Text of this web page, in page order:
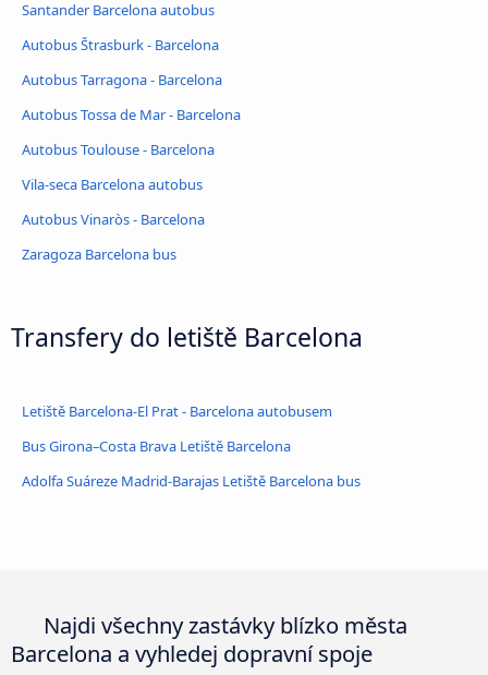
Santander Barcelona autobus
Autobus Štrasburk - Barcelona
Autobus Tarragona - Barcelona
Autobus Tossa de Mar - Barcelona
Autobus Toulouse - Barcelona
Vila-seca Barcelona autobus
Autobus Vinaròs - Barcelona
Zaragoza Barcelona bus
Transfery do letiště Barcelona
Letiště Barcelona-El Prat - Barcelona autobusem
Bus Girona–Costa Brava Letiště Barcelona
Adolfa Suáreze Madrid-Barajas Letiště Barcelona bus
Najdi všechny zastávky blízko města
Barcelona a vyhledej dopravní spoje